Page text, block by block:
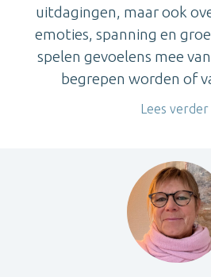
uitdagingen, maar ook
emoties, spanning en
spelen gevoelens mee
begrepen worden of
Lees verder